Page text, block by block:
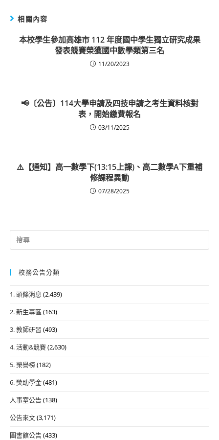
相關內容
本校學生參加高雄市 112 年度國中學生獨立研究成果
發表競賽榮獲國中數學類第三名
11/20/2023
📢〔公告〕114大學申請及四技申請之考生資料核對
表，開始繳費報名
03/11/2025
⚠️【通知】高一數學下(13:15上課)、高二數學A下重補
修課程異動
07/28/2025
Search
for:
校務公告分類
1. 頭條消息 (2,439)
2. 新生專區 (163)
3. 教師研習 (493)
4. 活動&競賽(2,630)
5. 榮譽榜(182)
6. 獎助學金(481)
人事室公告(138)
公告來文(3,171)
圖書館公告(433)